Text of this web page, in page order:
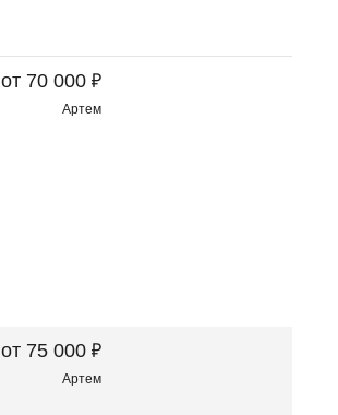
от 70 000 ₽
Артем
от 75 000 ₽
Артем